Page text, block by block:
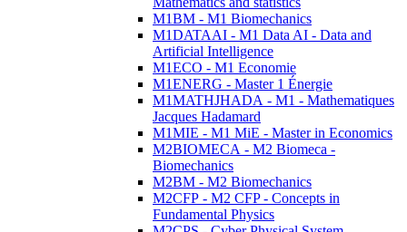
M1BM - M1 Biomechanics
M1DATAAI - M1 Data AI - Data and
Artificial Intelligence
M1ECO - M1 Economie
M1ENERG - Master 1 Énergie
M1MATHJHADA - M1 - Mathematiques
Jacques Hadamard
M1MIE - M1 MiE - Master in Economics
M2BIOMECA - M2 Biomeca -
Biomechanics
M2BM - M2 Biomechanics
M2CFP - M2 CFP - Concepts in
Fundamental Physics